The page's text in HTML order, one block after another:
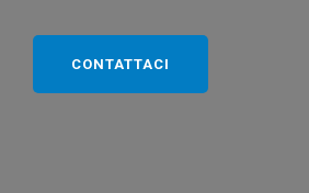
CONTATTACI